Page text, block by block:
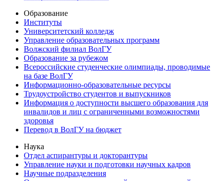
Образование
Институты
Университетский колледж
Управление образовательных программ
Волжский филиал ВолГУ
Образование за рубежом
Всероссийские студенческие олимпиады, проводимые
на базе ВолГУ
Информационно-образовательные ресурсы
Трудоустройство студентов и выпускников
Информация о доступности высшего образования для
инвалидов и лиц с ограниченными возможностями
здоровья
Перевод в ВолГУ на бюджет
Наука
Отдел аспирантуры и докторантуры
Управление науки и подготовки научных кадров
Научные подразделения